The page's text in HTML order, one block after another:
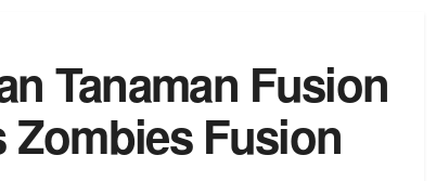
Tanaman Fusion
Zombies Fusion